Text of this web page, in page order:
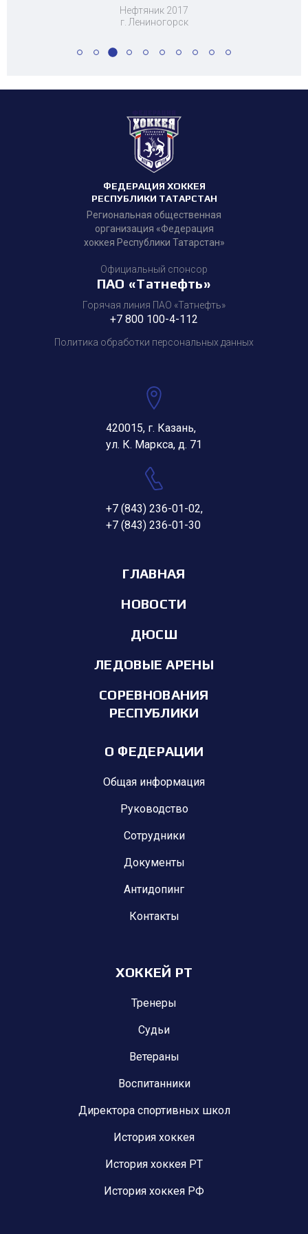
Нефтяник 2017
г. Лениногорск
ФЕДЕРАЦИЯ ХОККЕЯ
РЕСПУБЛИКИ ТАТАРСТАН
Региональная общественная
организация «Федерация
хоккея Республики Татарстан»
Официальный спонсор
ПАО «Татнефть»
Горячая линия ПАО «Татнефть»
+7 800 100-4-112
Политика обработки персональных данных
420015, г. Казань,
ул. К. Маркса, д. 71
+7 (843) 236-01-02,
+7 (843) 236-01-30
ГЛАВНАЯ
НОВОСТИ
ДЮСШ
ЛЕДОВЫЕ АРЕНЫ
СОРЕВНОВАНИЯ
РЕСПУБЛИКИ
О ФЕДЕРАЦИИ
Общая информация
Руководство
Сотрудники
Документы
Антидопинг
Контакты
ХОККЕЙ РТ
Тренеры
Судьи
Ветераны
Воспитанники
Директора спортивных школ
История хоккея
История хоккея РТ
История хоккея РФ